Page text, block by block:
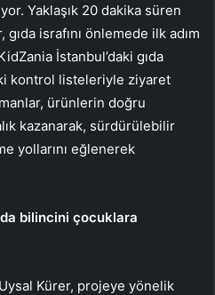
Yaklaşık 20 dakika süren
israfını önlemede ilk adım
İstanbul’daki gıda
kontrol listeleriyle ziyaret
ürünlerin doğru
kazanarak, sürdürülebilir
yollarını eğlenerek
bilincini çocuklara
Kürer, projeye yönelik